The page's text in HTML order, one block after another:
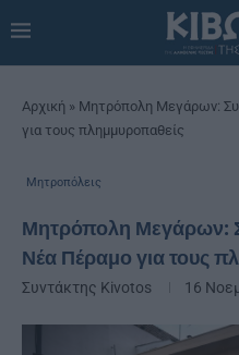
Αρχική » Μητρόπολη Μεγάρων:
για τους πλημμυροπαθείς
Μητροπόλεις
Μητρόπολη Μεγάρων:
Νέα Πέραμο για τους
Συντάκτης Kivotos 16